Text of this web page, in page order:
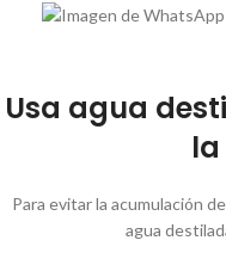
Usa agua
Para evitar la acumulación
agua